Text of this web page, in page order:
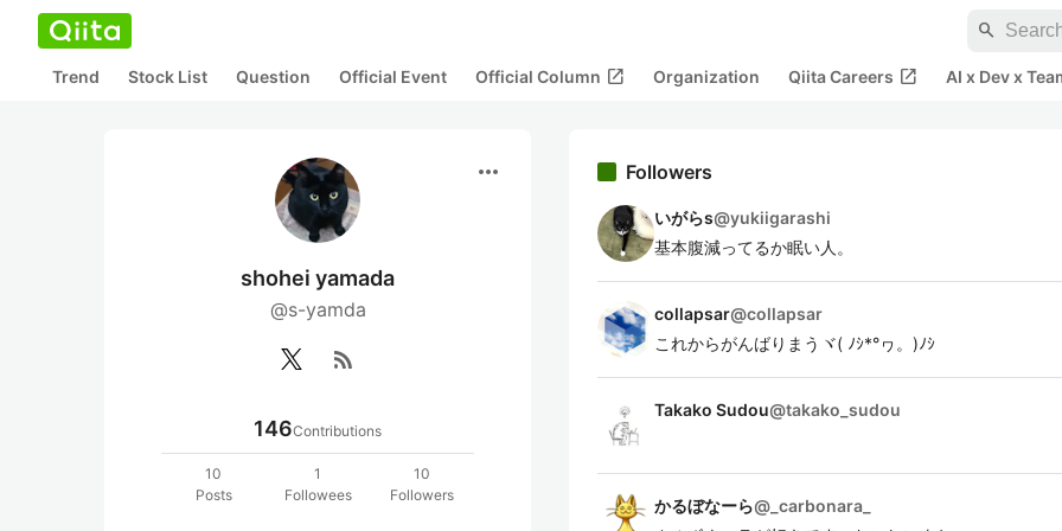
search
Trend Stock List Question Official Event Official Column open_in_new Organization Qiita Careers open_in_new AI x Dev x
more_horiz
shohei yamada
@s-yamda
rss_feed
146Contributions
10
Posts
1
Followees
10
Followers
Followers
いがらs@yukiigarashi
基本腹減ってるか眠い人。
collapsar@collapsar
これからがんばりまうヾ( ﾉｼ*°ヮ。)ﾉｼ
Takako Sudou@takako_sudou
かるぼなーら@ _carbonara_